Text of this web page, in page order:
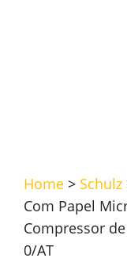
Home > Schulz
Com Papel
Compressor
0/AT